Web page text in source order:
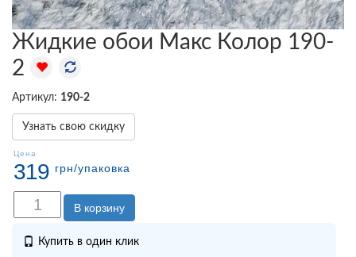
Жидкие обои Макс Колор 190-
2
Артикул: 190-2
Узнать свою скидку
Цена
319 грн/упаковка
В корзину
Купить в один клик